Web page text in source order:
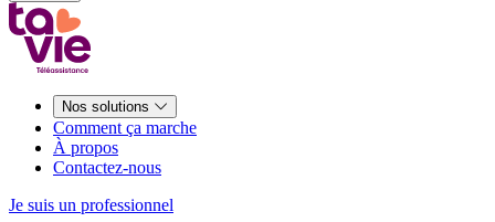
Nos solutions
Comment ça marche
À propos
Contactez-nous
Je suis un professionnel